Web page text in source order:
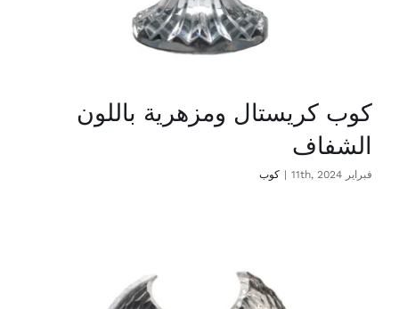
كوب كريستال ومزهرية باللون
الشفاف
فبراير 11th, 2024 | كوب